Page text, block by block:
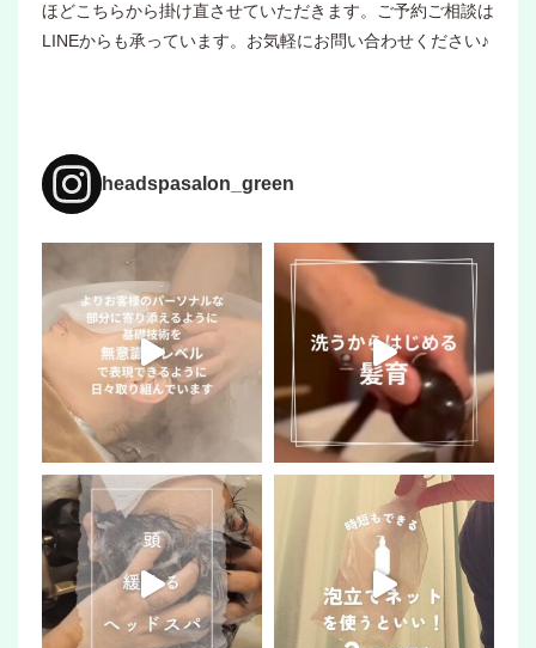
ほどこちらから掛け直させていただきます。ご予約ご相談は
LINEからも承っています。お気軽にお問い合わせください♪
headspasalon_green